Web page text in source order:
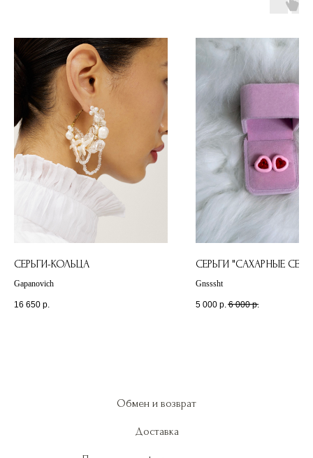
СЕРЬГИ-КОЛЬЦА
Gapanovich
16 650 р.
СЕРЬГИ "САХАРНЫЕ
Gnsssht
5 000 р. 6 000 р.
Обмен и возврат
Доставка